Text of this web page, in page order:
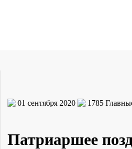
01 сентября 2020 1785
Патриаршее